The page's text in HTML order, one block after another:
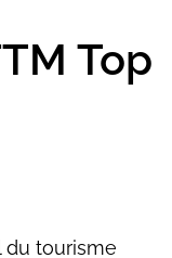
Top
du tourisme